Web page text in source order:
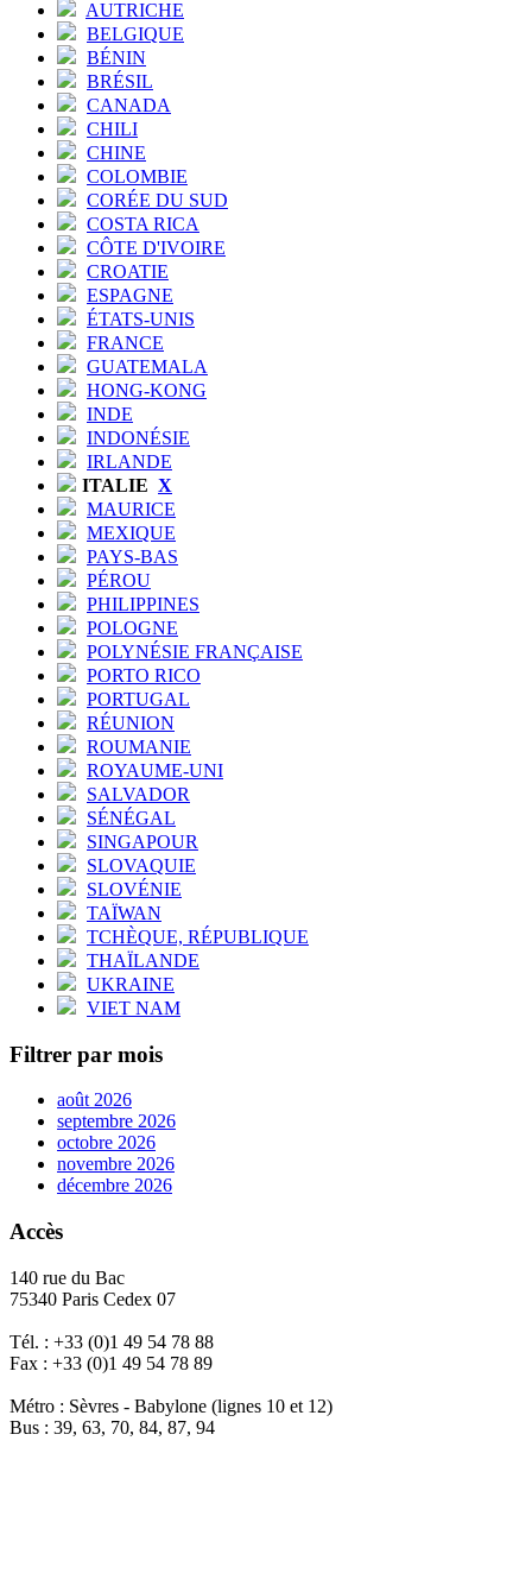
AUTRICHE
BELGIQUE
BÉNIN
BRÉSIL
CANADA
CHILI
CHINE
COLOMBIE
CORÉE DU SUD
COSTA RICA
CÔTE D'IVOIRE
CROATIE
ESPAGNE
ÉTATS-UNIS
FRANCE
GUATEMALA
HONG-KONG
INDE
INDONÉSIE
IRLANDE
ITALIE X
MAURICE
MEXIQUE
PAYS-BAS
PÉROU
PHILIPPINES
POLOGNE
POLYNÉSIE FRANÇAISE
PORTO RICO
PORTUGAL
RÉUNION
ROUMANIE
ROYAUME-UNI
SALVADOR
SÉNÉGAL
SINGAPOUR
SLOVAQUIE
SLOVÉNIE
TAÏWAN
TCHÈQUE, RÉPUBLIQUE
THAÏLANDE
UKRAINE
VIET NAM
Filtrer par mois
août 2026
septembre 2026
octobre 2026
novembre 2026
décembre 2026
Accès
140 rue du Bac
75340 Paris Cedex 07
Tél. : +33 (0)1 49 54 78 88
Fax : +33 (0)1 49 54 78 89
Métro : Sèvres - Babylone (lignes 10 et 12)
Bus : 39, 63, 70, 84, 87, 94